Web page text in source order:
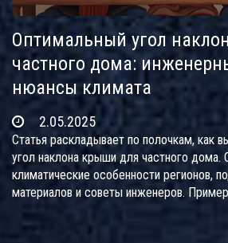
Оптимальный угол
частного дома:
нюансы климата
2.05.2025
Статья раскладывает по полочкам, как
угол наклона крыши для частного
климатические особенности регионов,
материалов и советы инженеров.
чтобы узнать неожиданные факты,